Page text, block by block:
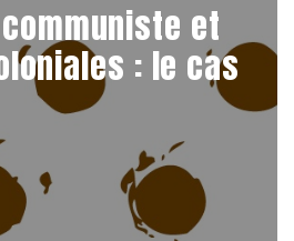
et
: le cas